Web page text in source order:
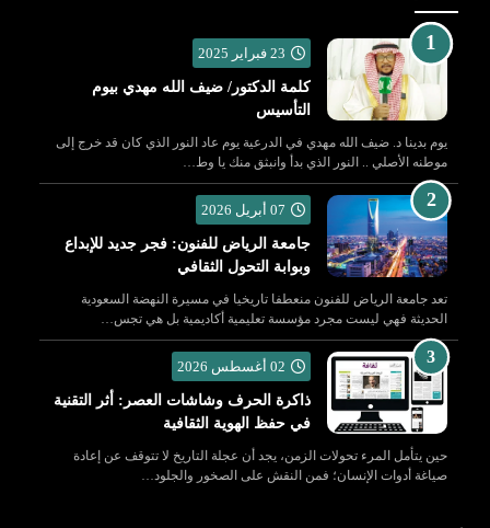
23 فبراير 2025
كلمة الدكتور/ ضيف الله مهدي بيوم
التأسيس
يوم بدينا د. ضيف الله مهدي في الدرعية يوم عاد النور الذي كان قد خرج إلى
موطنه الأصلي .. النور الذي بدأ وانبثق منك يا وط…
07 أبريل 2026
جامعة الرياض للفنون: فجر جديد للإبداع
وبوابة التحول الثقافي
تعد جامعة الرياض للفنون منعطفا تاريخيا في مسيرة النهضة السعودية
الحديثة فهي ليست مجرد مؤسسة تعليمية أكاديمية بل هي تجس…
02 أغسطس 2026
ذاكرة الحرف وشاشات العصر: أثر التقنية
في حفظ الهوية الثقافية
حين يتأمل المرء تحولات الزمن، يجد أن عجلة التاريخ لا تتوقف عن إعادة
صياغة أدوات الإنسان؛ فمن النقش على الصخور والجلود…